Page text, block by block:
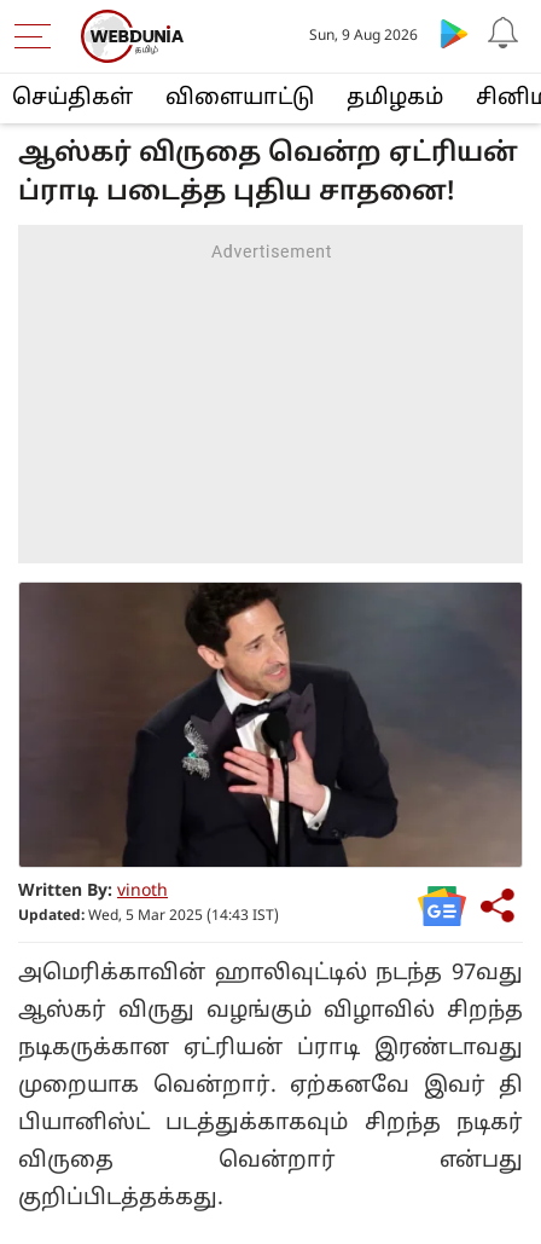
செய்திகள் விளையா‌ட்டு த‌மிழக‌ம்
Sun, 9 Aug 2026
ஆஸ்கர் விருதை வென்ற ஏட்ரியன்
ப்ராடி படைத்த புதிய சாதனை!
Written By: vinoth
Updated: Wed, 5 Mar 2025 (14:43 IST)
அமெரிக்காவின் ஹாலிவுட்டில் நடந்த 97வது
ஆஸ்கர் விருது வழங்கும் விழாவில் சிறந்த
நடிகருக்கான ஏட்ரியன் ப்ராடி இரண்டாவது
முறையாக வென்றார். ஏற்கனவே இவர் தி
பியானிஸ்ட் படத்துக்காகவும் சிறந்த நடிகர்
விருதை வென்றார் என்பது
குறிப்பிடத்தக்கது.